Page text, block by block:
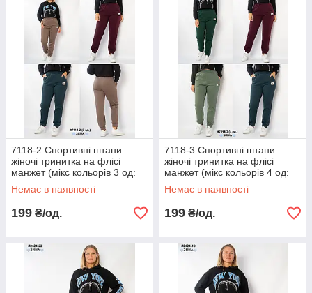
7118-2 Спортивні штани
жіночі тринитка на флісі
манжет (мікс кольорів 3 од:
52-54 | універсальний)
Немає в наявності
199 ₴/од.
7118-3 Спортивні штани
жіночі тринитка на флісі
манжет (мікс кольорів 4 од:
52-54 | універсальний)
Немає в наявності
199 ₴/од.